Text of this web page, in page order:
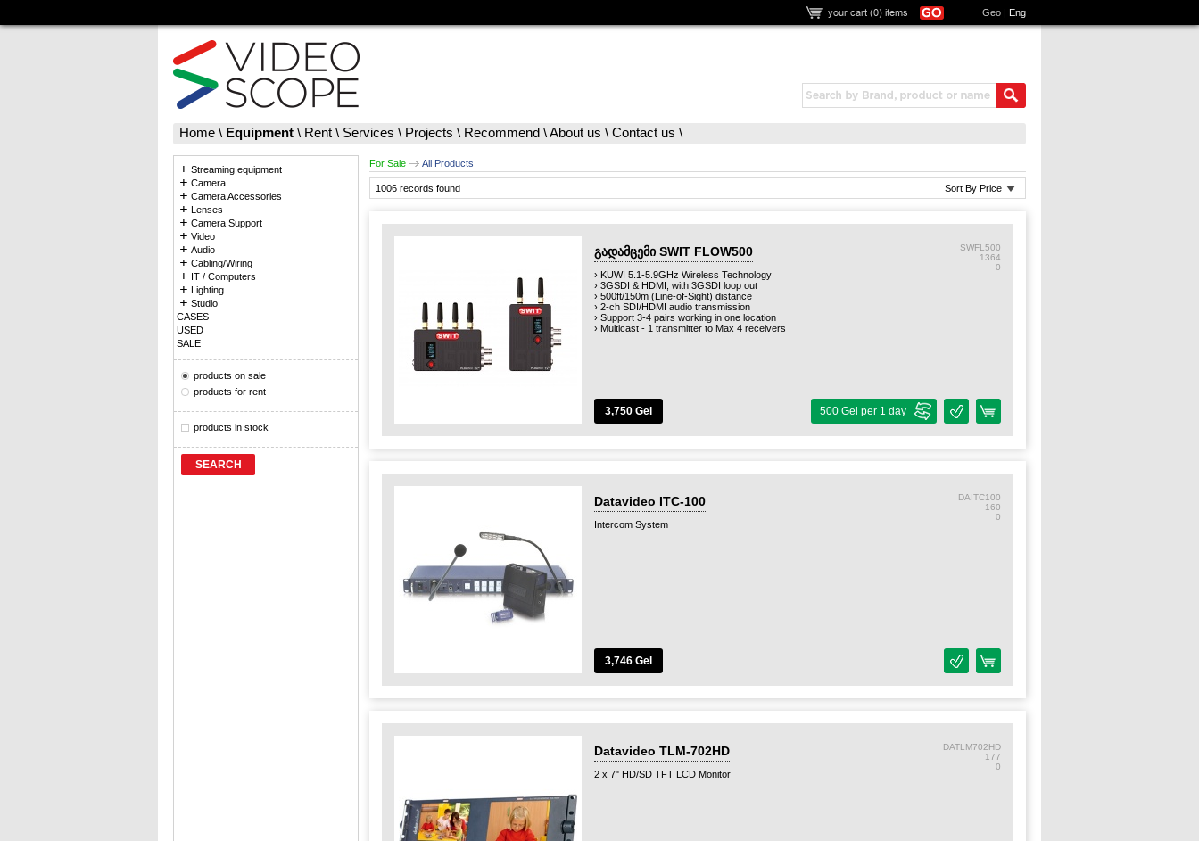
your cart (0) items Geo | Eng
Home \ Equipment \ Rent \ Services \ Projects \ Recommend \About us \ Contact us \
Streaming equipment
Camera
Camera Accessories
Lenses
Camera Support
Video
Audio
Cabling/Wiring
IT / Computers
Lighting
Studio
CASES
USED
SALE
products on sale
products for rent
products in stock
SEARCH
For Sale All Products
1006 records found Sort By Price
გადამცემი SWIT FLOW500
SWFL500
1364
0
› KUWI 5.1-5.9GHz Wireless Technology
› 3GSDI & HDMI, with 3GSDI loop out
› 500ft/150m (Line-of-Sight) distance
› 2-ch SDI/HDMI audio transmission
› Support 3-4 pairs working in one location
› Multicast - 1 transmitter to Max 4 receivers
3,750 Gel 500 Gel per 1 day
Datavideo ITC-100
DAITC100
160
0
Intercom System
3,746 Gel
Datavideo TLM-702HD
DATLM702HD
177
0
2 x 7" HD/SD TFT LCD Monitor